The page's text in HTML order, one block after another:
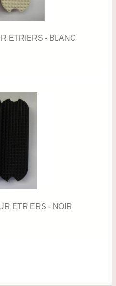
ETRIERS - BLANC
ETRIERS - NOIR